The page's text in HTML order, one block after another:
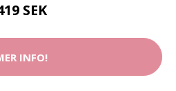
SEK
INFO!